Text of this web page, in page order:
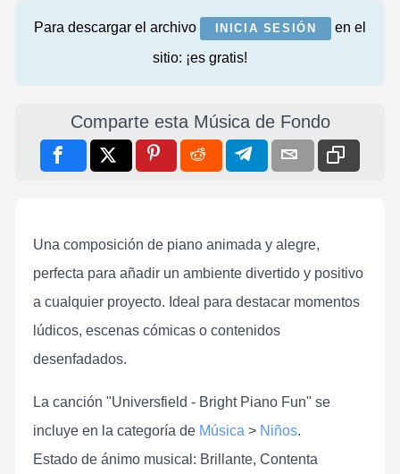
Para descargar el archivo INICIA SESIÓN
en el
sitio: ¡es gratis!
Comparte esta Música de Fondo
Una composición de piano animada y alegre,
perfecta para añadir un ambiente divertido y positivo
a cualquier proyecto. Ideal para destacar momentos
lúdicos, escenas cómicas o contenidos
desenfadados.
La canción "Universfield - Bright Piano Fun" se
incluye en la categoría de Música > Niños.
Estado de ánimo musical: Brillante, Contenta